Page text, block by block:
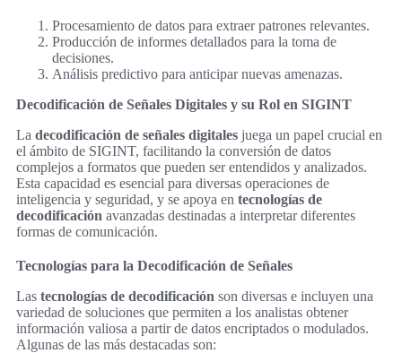
Procesamiento de datos para extraer patrones relevantes.
Producción de informes detallados para la toma de
decisiones.
Análisis predictivo para anticipar nuevas amenazas.
Decodificación de Señales Digitales y su Rol en SIGINT
La decodificación de señales digitales juega un papel crucial en
el ámbito de SIGINT, facilitando la conversión de datos
complejos a formatos que pueden ser entendidos y analizados.
Esta capacidad es esencial para diversas operaciones de
inteligencia y seguridad, y se apoya en tecnologías de
decodificación avanzadas destinadas a interpretar diferentes
formas de comunicación.
Tecnologías para la Decodificación de Señales
Las tecnologías de decodificación son diversas e incluyen una
variedad de soluciones que permiten a los analistas obtener
información valiosa a partir de datos encriptados o modulados.
Algunas de las más destacadas son: